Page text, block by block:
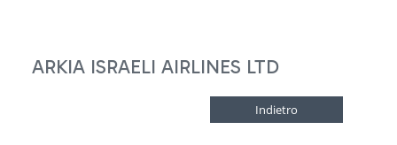
ARKIA ISRAELI AIRLINES LTD